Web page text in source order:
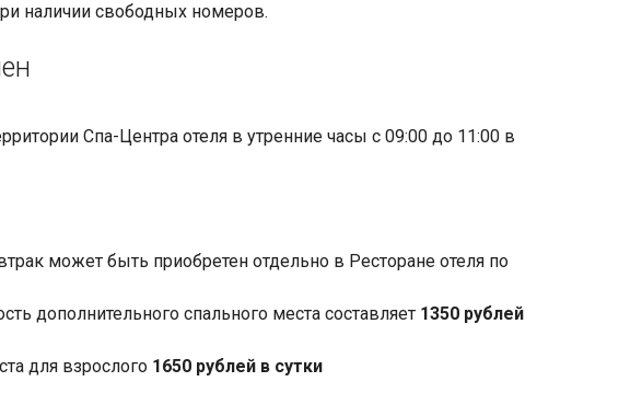
наличии свободных номеров.
Спа-Центра отеля в утренние часы с 09:00 до 11:00 в
может быть приобретен отдельно в Ресторане отеля по
дополнительного спального места составляет 1350 рублей
для взрослого 1650 рублей в сутки